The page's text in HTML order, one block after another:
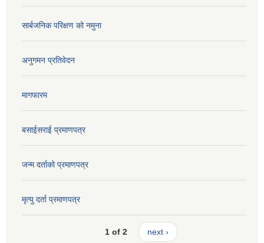
सार्बजनिक परिक्षण को नमुना
अनुगमन प्रतिवेदन
मागफारम
बसाईसराई प्रमाणपत्र
जन्म दर्ताको प्रमाणपत्र
मृत्यु दर्ता प्रमाणपत्र
1 of 2 next ›